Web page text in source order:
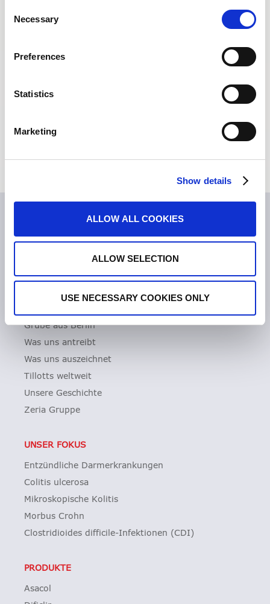
Selection
Necessary
Preferences
Statistics
Marketing
Show details
ALLOW ALL COOKIES
ALLOW SELECTION
USE NECESSARY COOKIES ONLY
Nützliche Links
Colitis ulcerosa
Clostridioides difficile-Infektionen
Grüße aus Berlin
Was uns antreibt
Was uns auszeichnet
Tillotts weltweit
Unsere Geschichte
Zeria Gruppe
UNSER FOKUS
Entzündliche Darmerkrankungen
Colitis ulcerosa
Mikroskopische Kolitis
Morbus Crohn
Clostridioides difficile-Infektionen (CDI)
PRODUKTE
Asacol